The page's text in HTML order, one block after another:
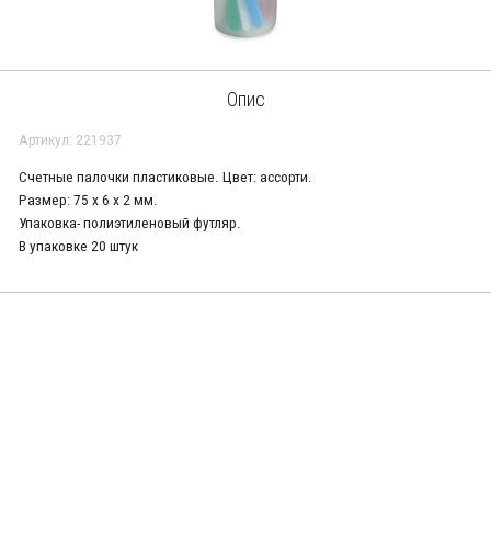
Опис
Артикул: 221937
Счетные палочки пластиковые. Цвет: ассорти.
Размер: 75 х 6 х 2 мм.
Упаковка- полиэтиленовый футляр.
В упаковке 20 штук